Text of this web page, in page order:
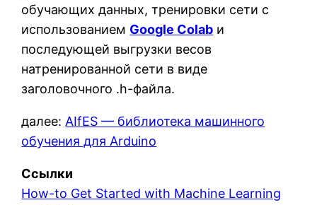
обучающих данных, тренировки сети с
использованием Google Colab и
последующей выгрузки весов
натренированной сети в виде
заголовочного .h-файла.
далее:AIfES — библиотека машинного
обучения для Arduino
Ссылки
How-to Get Started with Machine Learning